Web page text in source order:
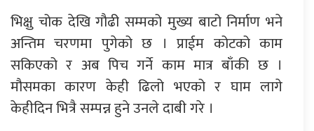
भिक्षु चोक देखि गौढी सम्मको मुख्य बाटो निर्माण भने
अन्तिम चरणमा पुगेको छ । प्राईम कोटको काम
सकिएको र अब पिच गर्ने काम मात्र बाँकी छ ।
मौसमका कारण केही ढिलो भएको र घाम लागे
केहीदिन भित्रै सम्पन्न हुने उनले दाबी गरे ।